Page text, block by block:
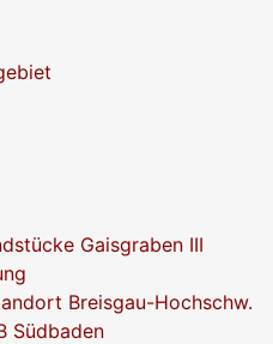
Gaisgraben III
Breisgau-Hochschw.
Südbaden